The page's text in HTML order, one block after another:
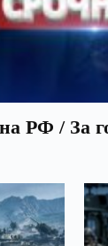
РФ / За